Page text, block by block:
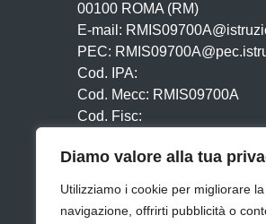
Diamo valore alla tua
Utilizziamo i cookie per migliorare
navigazione, offrirti pubblicità o
00100 ROMA (RM)
E-mail:
PEC:
Cod. IPA:
Cod. Mecc: RMIS09700A
Cod. Fisc: